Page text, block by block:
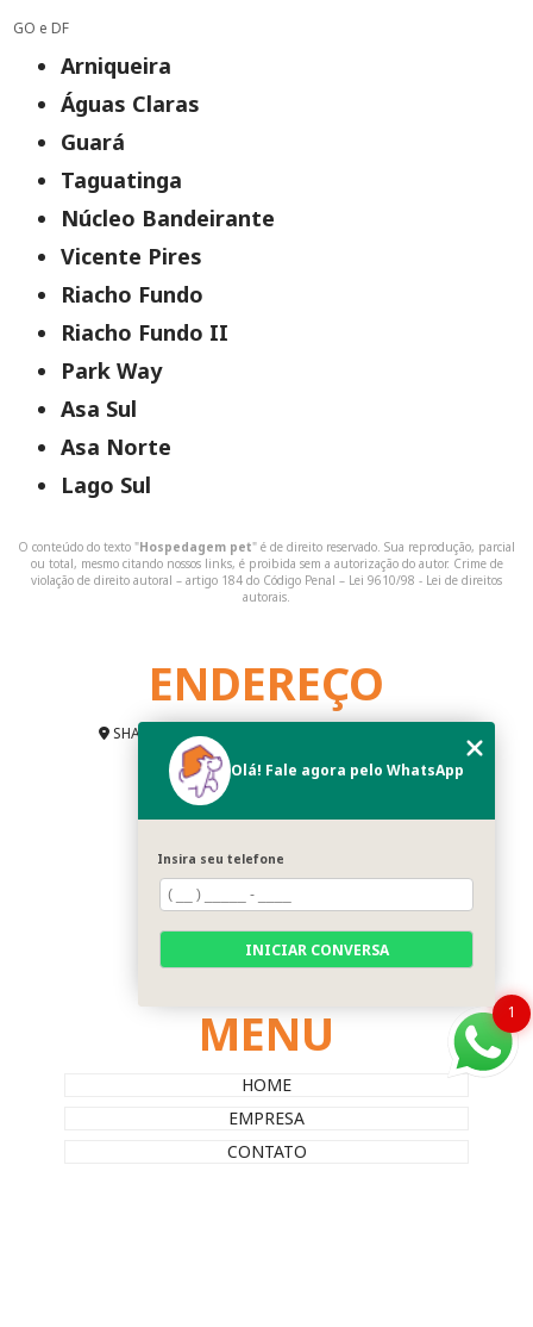
GO e DF
Arniqueira
Águas Claras
Guará
Taguatinga
Núcleo Bandeirante
Vicente Pires
Riacho Fundo
Riacho Fundo II
Park Way
Asa Sul
Asa Norte
Lago Sul
O conteúdo do texto "Hospedagem pet" é de direito reservado. Sua reprodução, parcial
ou total, mesmo citando nossos links, é proibida sem a autorização do autor. Crime de
violação de direito autoral – artigo 184 do Código Penal – Lei 9610/98 - Lei de direitos
autorais
ENDEREÇO
SHA Conjunto 7 Chácara 6 - Arniqueiras Brasília
Brasília - DF - CEP: 71996-540
CONTATO
(61) 99420-0860
( )
() (61)
bemestarpethoteldf@gmail.com
MENU
HOME
EMPRESA
CONTATO
1
Olá! Fale agora pelo WhatsApp
Insira seu telefone
INICIAR CONVERSA